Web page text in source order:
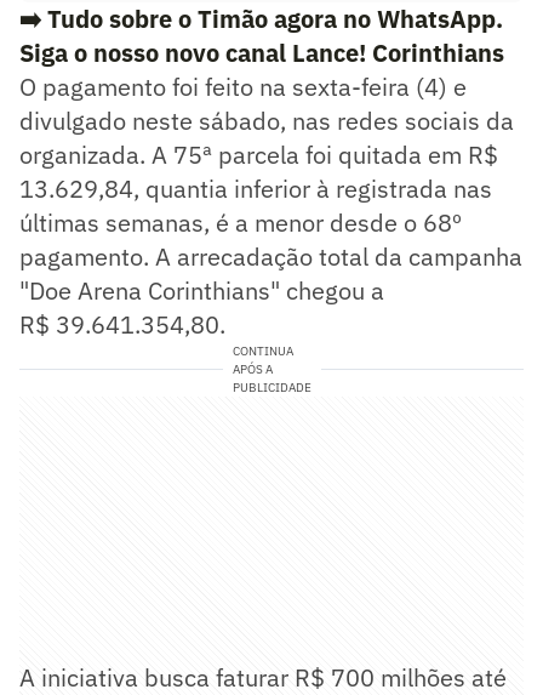
➡️ Tudo sobre o Timão agora no WhatsApp.
Siga o nosso novo canal Lance! Corinthians
O pagamento foi feito na sexta-feira (4) e
divulgado neste sábado, nas redes sociais da
organizada. A 75ª parcela foi quitada em R$
13.629,84, quantia inferior à registrada nas
últimas semanas, é a menor desde o 68º
pagamento. A arrecadação total da campanha
"Doe Arena Corinthians" chegou a
R$ 39.641.354,80.
CONTINUA
APÓS A
PUBLICIDADE
A iniciativa busca faturar R$ 700 milhões até